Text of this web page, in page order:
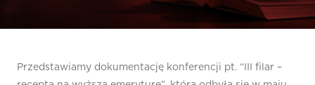
Przedstawiamy dokumentację konferencji pt. “III filar –